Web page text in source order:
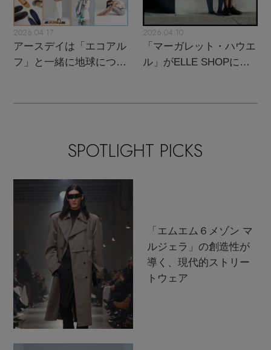
2026.04.17
アースデイは「エコアル
フ」と一緒に地球につい
2026.04.10
「マーガレット・ハウエ
ル」がELLE SHOPにカ
SPOTLIGHT PICKS
「エムエム６メゾン マ
ルジェラ」の創造性が
導く、現代的ストリー
トウェア